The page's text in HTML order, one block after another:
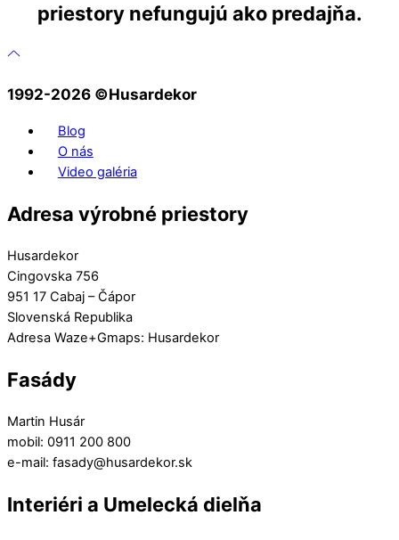
priestory nefungujú ako predajňa.
1992-2026 ©️Husardekor
Blog
O nás
Video galéria
Adresa výrobné priestory
Husardekor
Cingovska 756
951 17 Cabaj – Čápor
Slovenská Republika
Adresa Waze+Gmaps: Husardekor
Fasády
Martin Husár
mobil: 0911 200 800
e-mail: fasady@husardekor.sk
Interiéri a Umelecká dielňa